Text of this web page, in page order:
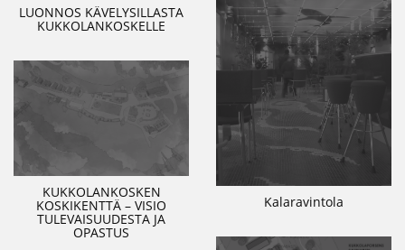
LUONNOS KÄVELYSILLASTA
KUKKOLANKOSKELLE
Kalaravintola
KUKKOLANKOSKEN
KOSKIKENTTÄ – VISIO
TULEVAISUUDESTA JA
OPASTUS